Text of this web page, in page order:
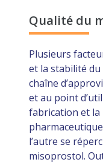
Qualité du
Plusieurs
et la stabilité
chaîne
et au point
fabrication et
l’autre se
misoprostol.